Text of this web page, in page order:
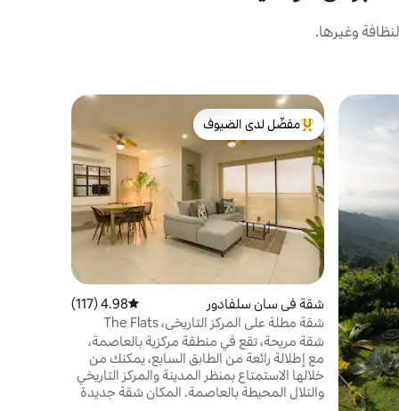
وغيرها.
من أبرز البيوت المفضّلة لدى الضيوف
مفضّل لدى الضيوف
شقة في سان سلفادور متوسط التقييم 4.98 من 5، 117 مراجعات
4.98 (117)
شقة مطلة على المركز التاريخي، The Flats
شقة مريحة، تقع في منطقة مركزية بالعاصمة،
مع إطلالة رائعة من الطابق السابع، يمكنك من
خلالها الاستمتاع بمنظر المدينة والمركز التاريخي
والتلال المحيطة بالعاصمة. المكان شقة جديدة